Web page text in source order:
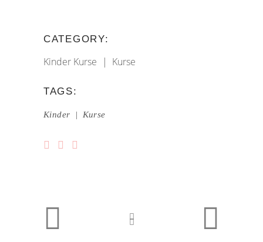
CATEGORY:
Kinder Kurse Kurse
TAGS:
Kinder Kurse